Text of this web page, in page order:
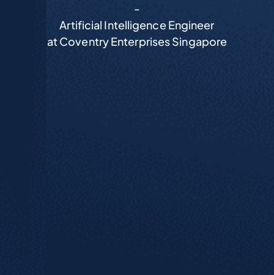
-
Artificial Intelligence Engineer
at Coventry Enterprises Singapore